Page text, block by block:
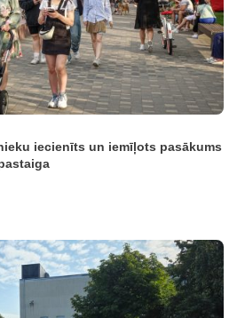
iecienīts un iemīļots pasākums